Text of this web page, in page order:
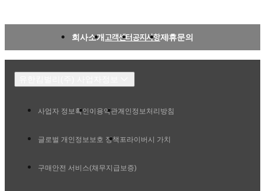
회사소개 고객센터공지사항제휴문의
사업자 정보확인 이용약관개인정보처리방침
글로벌 개인정보보호 정책 프라이버시 가치
구매안전 서비스(채무지급보증)